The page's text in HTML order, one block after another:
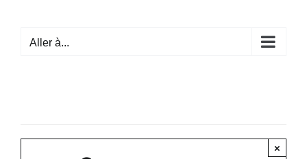
contenuAller à...
×